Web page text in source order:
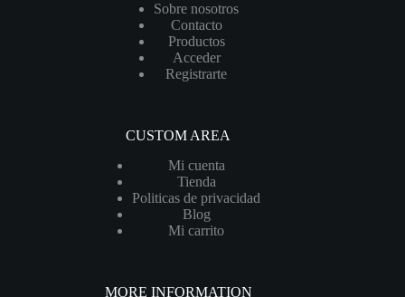
Sobre nosotros
Contacto
Productos
Acceder
Registrarte
CUSTOM AREA
Mi cuenta
Tienda
Politicas de privacidad
Blog
Mi carrito
MORE INFORMATION